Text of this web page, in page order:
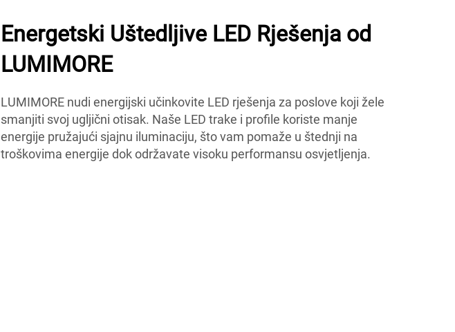
Energetski Uštedljive LED Rješenja od
LUMIMORE
LUMIMORE nudi energijski učinkovite LED rješenja za poslove koji žele
smanjiti svoj ugljični otisak. Naše LED trake i profile koriste manje
energije pružajući sjajnu iluminaciju, što vam pomaže u štednji na
troškovima energije dok održavate visoku performansu osvjetljenja.